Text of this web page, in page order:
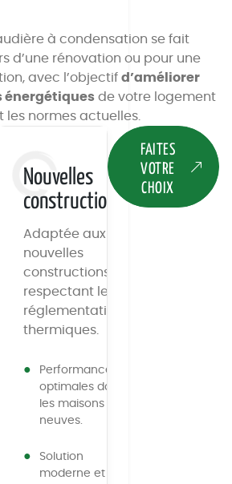
à condensation se fait
d’une rénovation ou pour une
avec l’objectif d’améliorer
énergétiques de votre logement
normes actuelles.
Nouvelles
constructions
Adaptée aux
nouvelles
constructions
respectant les
réglementations
thermiques.
Performances
optimales dans
les maisons
neuves.
Solution
moderne et
FAITES
VOTRE
CHOIX